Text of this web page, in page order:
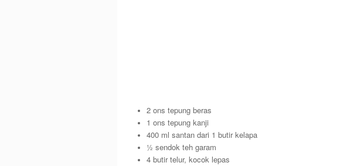
2 ons tepung beras
1 ons tepung kanji
400 ml santan dari 1 butir kelapa
½ sendok teh garam
4 butir telur, kocok lepas